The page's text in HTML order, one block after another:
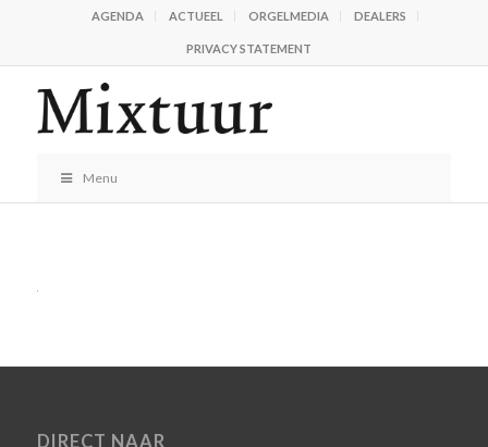
AGENDA ACTUEEL ORGELMEDIA DEALERS
PRIVACY STATEMENT
Menu
DIRECT NAAR